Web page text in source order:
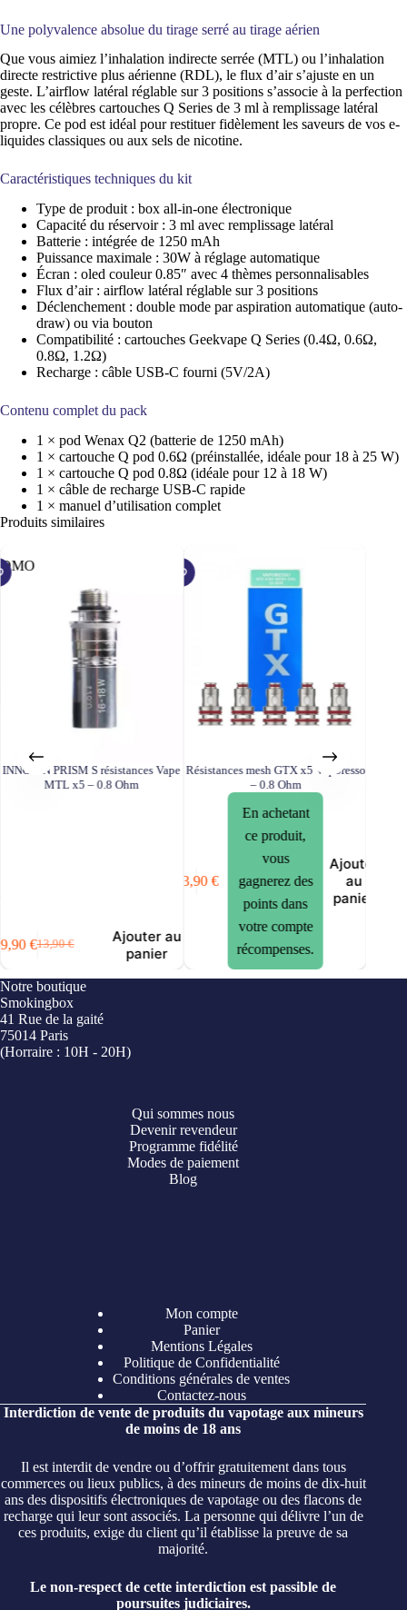
Une polyvalence absolue du tirage serré au tirage aérien
Que vous aimiez l’inhalation indirecte serrée (MTL) ou l’inhalation
directe restrictive plus aérienne (RDL), le flux d’air s’ajuste en un
geste. L’airflow latéral réglable sur 3 positions s’associe à la perfection
avec les célèbres cartouches Q Series de 3 ml à remplissage latéral
propre. Ce pod est idéal pour restituer fidèlement les saveurs de vos e-
liquides classiques ou aux sels de nicotine.
Caractéristiques techniques du kit
Type de produit : box all-in-one électronique
Capacité du réservoir : 3 ml avec remplissage latéral
Batterie : intégrée de 1250 mAh
Puissance maximale : 30W à réglage automatique
Écran : oled couleur 0.85″ avec 4 thèmes personnalisables
Flux d’air : airflow latéral réglable sur 3 positions
Déclenchement : double mode par aspiration automatique (auto-
draw) ou via bouton
Compatibilité : cartouches Geekvape Q Series (0.4Ω, 0.6Ω,
0.8Ω, 1.2Ω)
Recharge : câble USB-C fourni (5V/2A)
Contenu complet du pack
1 × pod Wenax Q2 (batterie de 1250 mAh)
1 × cartouche Q pod 0.6Ω (préinstallée, idéale pour 18 à 25 W)
1 × cartouche Q pod 0.8Ω (idéale pour 12 à 18 W)
1 × câble de recharge USB-C rapide
1 × manuel d’utilisation complet
Produits similaires
INNOKIN PRISM S résistances Vape
MTL x5 – 0.8 Ohm
13,90€
Le
initial
était :
13,90 €.
9,90€Le
actuel
est :
9,90 €.
Ajouter au
panier
Résistances mesh GTX x5 Vaporesso
– 0.8 Ohm
13,90€
En achetant
ce produit,
vous
gagnerez des
points dans
votre compte
récompenses.
Ajouter
au
panier
Notre boutique
Smokingbox
41 Rue de la gaité
75014 Paris
(Horraire : 10H - 20H)
Qui sommes nous
Devenir revendeur
Programme fidélité
Modes de paiement
Blog
Mon compte
Panier
Mentions Légales
Politique de Confidentialité
Conditions générales de ventes
Contactez-nous
Interdiction de vente de produits du vapotage aux mineurs
de moins de 18 ans
Il est interdit de vendre ou d’offrir gratuitement dans tous
commerces ou lieux publics, à des mineurs de moins de dix-huit
ans des dispositifs électroniques de vapotage ou des flacons de
recharge qui leur sont associés. La personne qui délivre l’un de
ces produits, exige du client qu’il établisse la preuve de sa
majorité.
Le non-respect de cette interdiction est passible de
poursuites judiciaires.